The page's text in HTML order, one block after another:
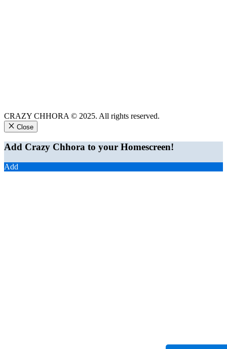
CRAZY CHHORA © 2025. All rights reserved.
Close
Add Crazy Chhora to your Homescreen!
Add